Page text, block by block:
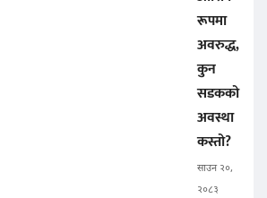
रूपमा
अवरुद्ध,
कुन
सडकको
अवस्था
कस्तो?
साउन २०,
२०८३